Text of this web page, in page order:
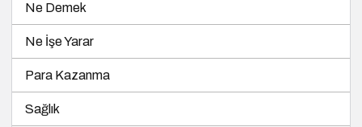
Ne Demek
Ne İşe Yarar
Para Kazanma
Sağlık